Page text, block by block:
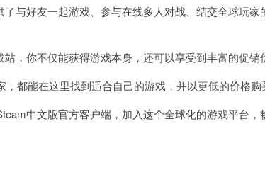
与好友一起游戏、参与在线多人对战、结交全球玩家
你不仅能获得游戏本身，还可以享受到丰富的促销
都能在这里找到适合自己的游戏，并以更低的价格购
中文版官方客户端，加入这个全球化的游戏平台，